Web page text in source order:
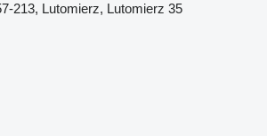
213, Lutomierz, Lutomierz 35